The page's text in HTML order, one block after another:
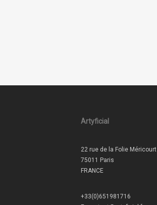
Artyficial
22 rue de la Folie Méricourt
75011 Paris
FRANCE
+33(0)651981716